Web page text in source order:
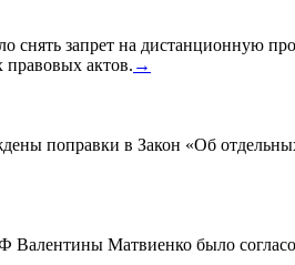
запрет на дистанционную
правовых актов. →
поправки в Закон «Об
Валентины Матвиенко было